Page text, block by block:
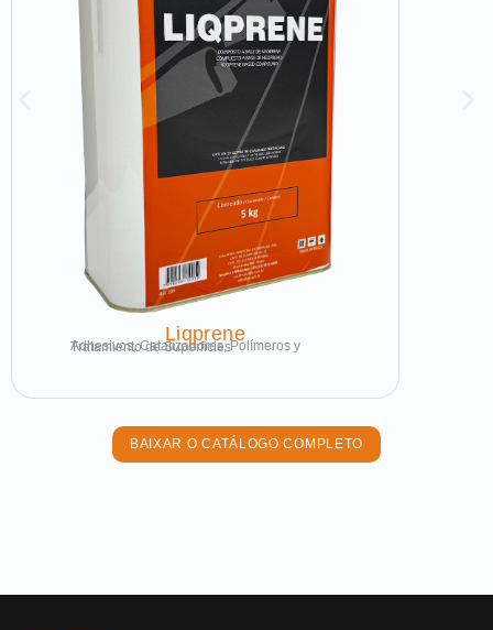
Liqprene
Adhesivos, Catalizadores, Polímeros y Tratamiento de Superficies
BAIXAR O CATÁLOGO COMPLETO